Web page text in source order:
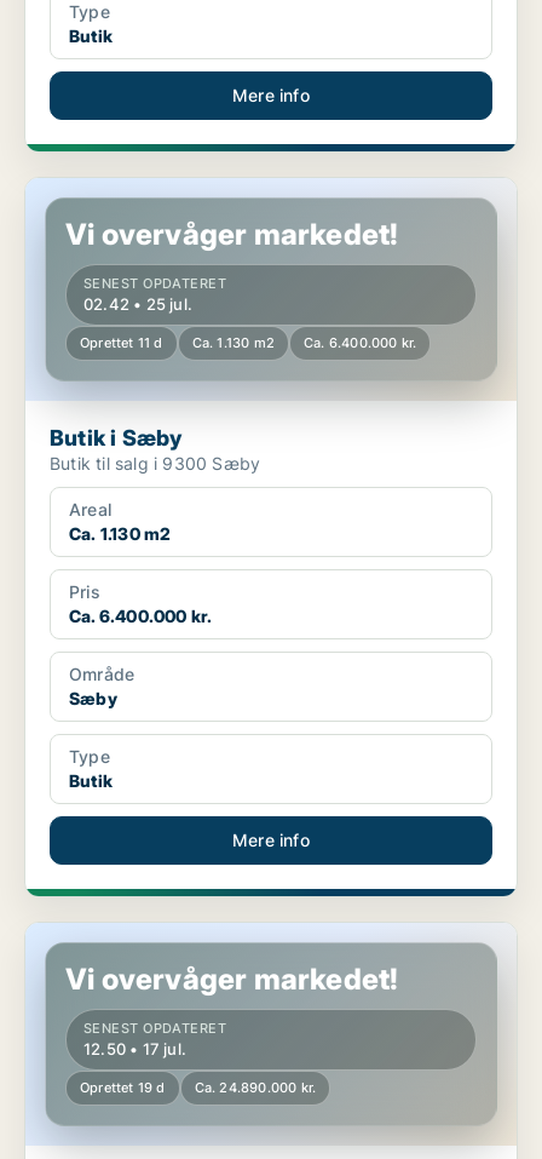
Type
Butik
Mere info
Butik i Sæby
Vi overvåger markedet!
SENEST OPDATERET
02.42 • 25 jul.
Oprettet 11 d Ca. 1.130 m2 Ca. 6.400.000 kr.
Butik i Sæby
Butik til salg i 9300 Sæby
Areal
Ca. 1.130 m2
Pris
Ca. 6.400.000 kr.
Område
Sæby
Type
Butik
Mere info
Erhvervsgrund i Sæby
Vi overvåger markedet!
SENEST OPDATERET
12.50 • 17 jul.
Oprettet 19 d Ca. 24.890.000 kr.